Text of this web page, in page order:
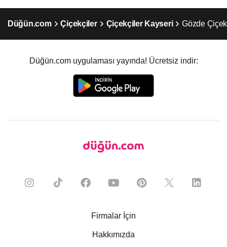
Düğün.com Çiçekçiler Çiçekçiler Kayseri Gözde
Düğün.com uygulaması yayında! Ücretsiz indir:
Firmalar İçin
Hakkımızda